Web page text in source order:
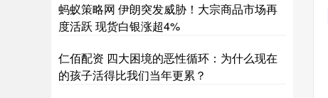
蚂蚁策略网 伊朗突发威胁！大宗商品市场再
度活跃 现货白银涨超4%
仁佰配资 四大困境的恶性循环：为什么现在
的孩子活得比我们当年更累？